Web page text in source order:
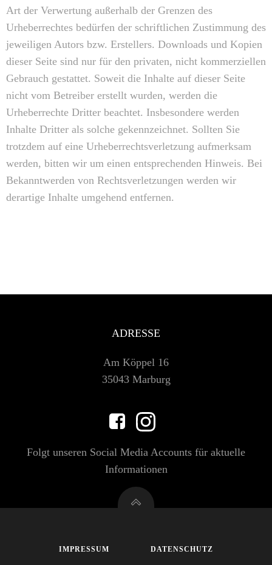
Art der Verwertung außerhalb der Grenzen des
Urheberrechtes bedürfen der schriftlichen Zustimmung des
jeweiligen Autors bzw. Erstellers. Downloads und Kopien
dieser Seite sind nur für den privaten, nicht kommerziellen
Gebrauch gestattet. Soweit die Inhalte auf dieser Seite
nicht vom Betreiber erstellt wurden, werden die
Urheberrechte Dritter beachtet. Insbesondere werden
Inhalte Dritter als solche gekennzeichnet. Sollten Sie
trotzdem auf eine Urheberrechtsverletzung aufmerksam
werden, bitten wir um einen entsprechenden Hinweis. Bei
Bekanntwerden von Rechtsverletzungen werden wir
derartige Inhalte umgehend entfernen.
ADRESSE
Am Köppel 16
35043 Marburg
Folgt unseren Social Media Accounts für aktuelle
Informationen
IMPRESSUM DATENSCHUTZ